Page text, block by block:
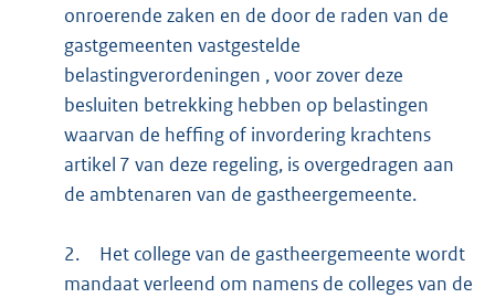
onroerende zaken en de door de raden van de
gastgemeenten vastgestelde
belastingverordeningen , voor zover deze
besluiten betrekking hebben op belastingen
waarvan de heffing of invordering krachtens
artikel 7 van deze regeling, is overgedragen aan
de ambtenaren van de gastheergemeente.
2.
Het college van de gastheergemeente wordt
mandaat verleend om namens de colleges van de